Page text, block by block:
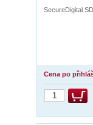
SecureDigital
Cena po